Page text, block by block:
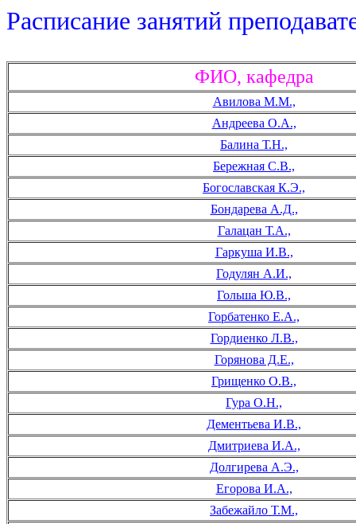
Расписание занятий
ФИО, кафедра
Авилова М.М.,
Андреева О.А.,
Балина Т.Н.,
Бережная С.В.,
Богославская К.Э.,
Бондарева А.Д.,
Галацан Т.А.,
Гаркуша И.В.,
Годулян А.И.,
Гольша Ю.В.,
Горбатенко Е.А.,
Гордиенко Л.В.,
Горянова Д.Е.,
Грищенко О.В.,
Гура О.Н.,
Дементьева И.В.,
Дмитриева И.А.,
Долгирева А.Э.,
Егорова И.А.,
Забежайло Т.М.,